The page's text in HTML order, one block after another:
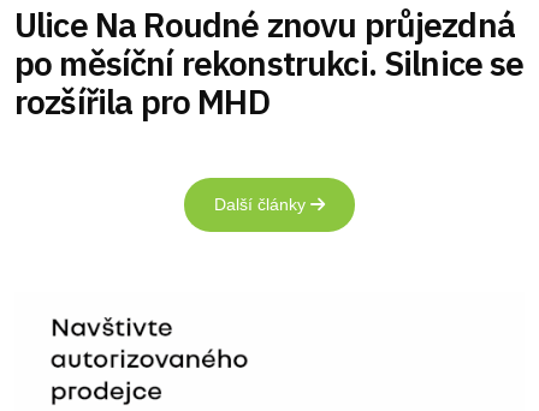
Ulice Na Roudné znovu průjezdná
po měsíční rekonstrukci. Silnice se
rozšířila pro MHD
Další články